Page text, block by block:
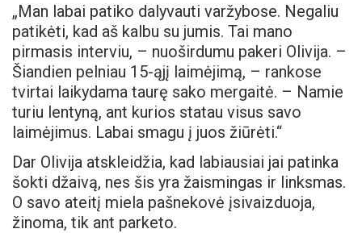
„Man labai patiko dalyvauti varžybose. Negaliu
patikėti, kad aš kalbu su jumis. Tai mano
pirmasis interviu, – nuoširdumu pakeri Olivija. –
Šiandien pelniau 15-ąjį laimėjimą, – rankose
tvirtai laikydama taurę sako mergaitė. – Namie
turiu lentyną, ant kurios statau visus savo
laimėjimus. Labai smagu į juos žiūrėti.“
Dar Olivija atskleidžia, kad labiausiai jai patinka
šokti džaivą, nes šis yra žaismingas ir linksmas.
O savo ateitį miela pašnekovė įsivaizduoja,
žinoma, tik ant parketo.